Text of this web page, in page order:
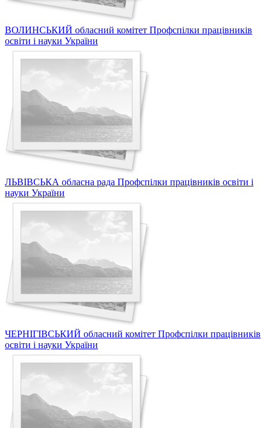
ВОЛИНСЬКИЙ обласний комітет Профспілки працівників
освіти і науки України
ЛЬВІВСЬКА обласна рада Профспілки працівників освіти і
науки України
ЧЕРНІГІВСЬКИЙ обласний комітет Профспілки працівників
освіти і науки України